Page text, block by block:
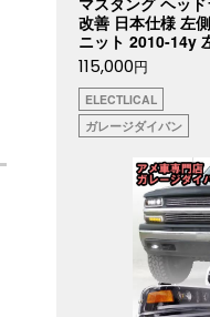
改善 日本仕様 左
ニット 2010-14y
115,000円
ELECTLICAL
ガレージダイバン